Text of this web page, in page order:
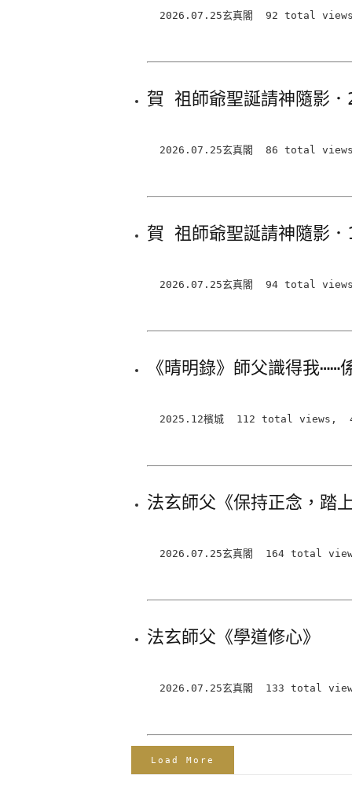
2026.07.25玄真閣 92 total
賀 祖師爺聖誕請神隨影．
2026.07.25玄真閣 86 total
賀 祖師爺聖誕請神隨影．
2026.07.25玄真閣 94 total
《晴明錄》師父識得我⋯⋯
2025.12檳城 112 total views,
法玄師父《保持正念，踏
2026.07.25玄真閣 164 total
法玄師父《學道修心》
2026.07.25玄真閣 133 total
Load More